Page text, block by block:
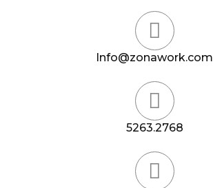
Info@zonawork.com
5263.2768